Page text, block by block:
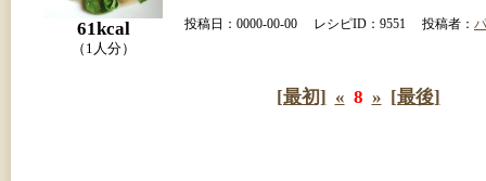
61kcal
（1人分）
投稿日：0000-00-00 レシピID：9551 投稿者：
[最初] « 8 » [最後]